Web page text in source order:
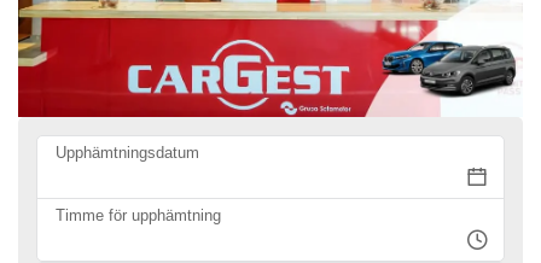
Upphämtningsdatum
Timme för upphämtning